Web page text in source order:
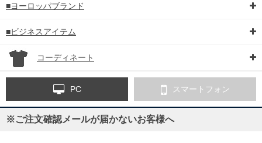
■ヨーロッパブランド
■ビジネスアイテム
コーディネート
PC スマートフォン
※ご注文確認メールが届かないお客様へ